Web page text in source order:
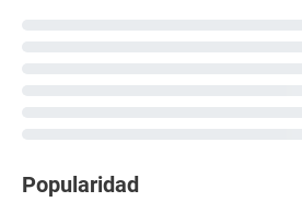
Popularidad